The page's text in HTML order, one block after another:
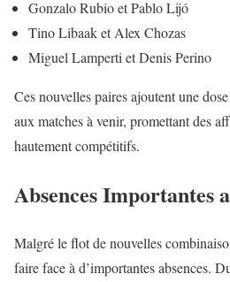
Gonzalo Rubio et Pablo Lijó
Tino Libaak et Alex Chozas
Miguel Lamperti et Denis Perino
Ces nouvelles paires ajoutent une
aux matches à venir, promettant des
hautement compétitifs.
Absences Importantes
Malgré le flot de nouvelles
faire face à d’importantes absences.